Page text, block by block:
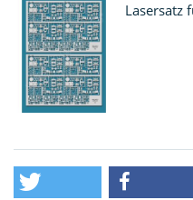
Lasersatz